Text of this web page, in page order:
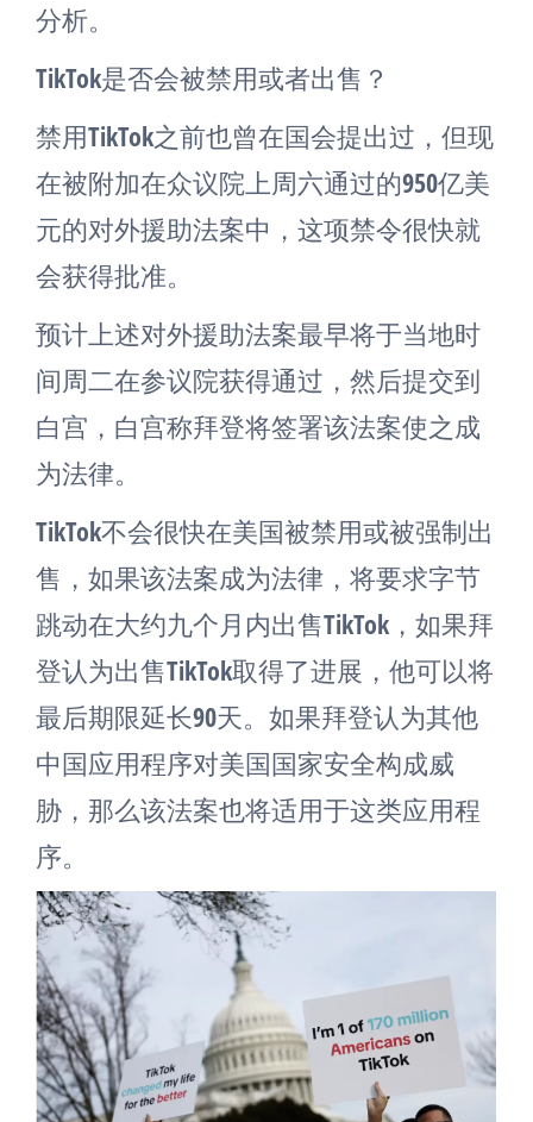
分析。
TikTok是否会被禁用或者出售？
禁用TikTok之前也曾在国会提出过，但现
在被附加在众议院上周六通过的950亿美
元的对外援助法案中，这项禁令很快就
会获得批准。
预计上述对外援助法案最早将于当地时
间周二在参议院获得通过，然后提交到
白宫，白宫称拜登将签署该法案使之成
为法律。
TikTok不会很快在美国被禁用或被强制出
售，如果该法案成为法律，将要求字节
跳动在大约九个月内出售TikTok，如果拜
登认为出售TikTok取得了进展，他可以将
最后期限延长90天。如果拜登认为其他
中国应用程序对美国国家安全构成威
胁，那么该法案也将适用于这类应用程
序。